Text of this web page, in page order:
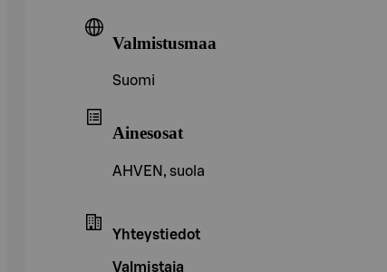
Valmistusmaa
Suomi
Ainesosat
AHVEN, suola
Yhteystiedot
Valmistaja